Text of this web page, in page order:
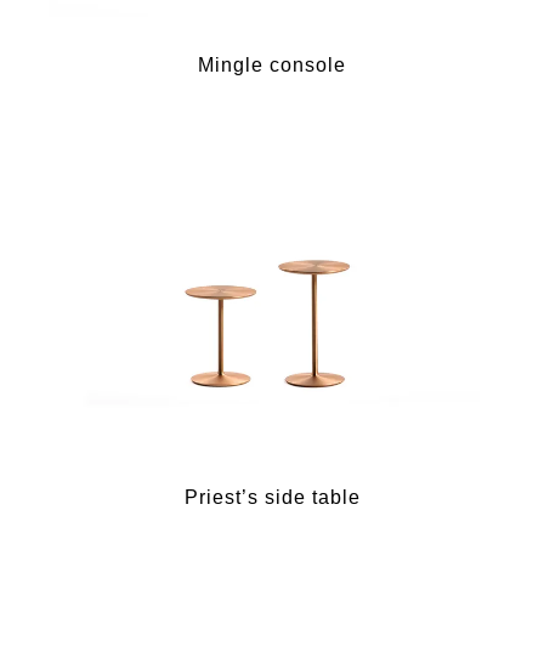
Mingle console
Priest’s side table